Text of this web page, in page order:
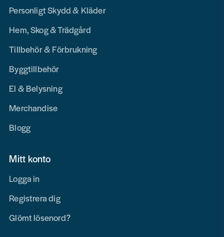
Personligt Skydd & Kläder
Hem, Skog & Trädgård
Tillbehör & Förbrukning
Byggtillbehör
El & Belysning
Merchandise
Blogg
Mitt konto
Logga in
Registrera dig
Glömt lösenord?